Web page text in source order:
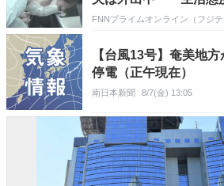
したか
FNNプライムオンライン（フジテ
【台風13号】奄美地
停電（正午現在）
南日本新聞 8/7(金) 13:05